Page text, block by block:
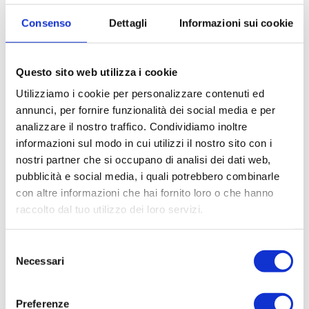
Consenso Dettagli Informazioni sui cookie
Questo sito web utilizza i cookie
Utilizziamo i cookie per personalizzare contenuti ed
annunci, per fornire funzionalità dei social media e per
analizzare il nostro traffico. Condividiamo inoltre
informazioni sul modo in cui utilizzi il nostro sito con i
nostri partner che si occupano di analisi dei dati web,
pubblicità e social media, i quali potrebbero combinarle
con altre informazioni che hai fornito loro o che hanno
raccolto dal tuo utilizzo dei loro servizi.
delNecessari
Preferenze
raccontano storie, creano legami e
accendono emozioni: la pizza appartiene